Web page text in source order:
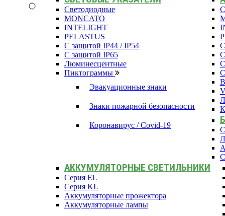
Светодиодные
MONCATO
INTELIGHT
PELASTUS
С защитой IP44 / IP54
С защитой IP65
Люминесцентные
Пиктограммы
Эвакуационные знаки
Знаки пожарной безопасности
Коронавирус / Covid-19
АККУМУЛЯТОРНЫЕ СВЕТИЛЬНИКИ
Серия EL
Серия KL
Аккумуляторные прожектора
Аккумуляторные лампы